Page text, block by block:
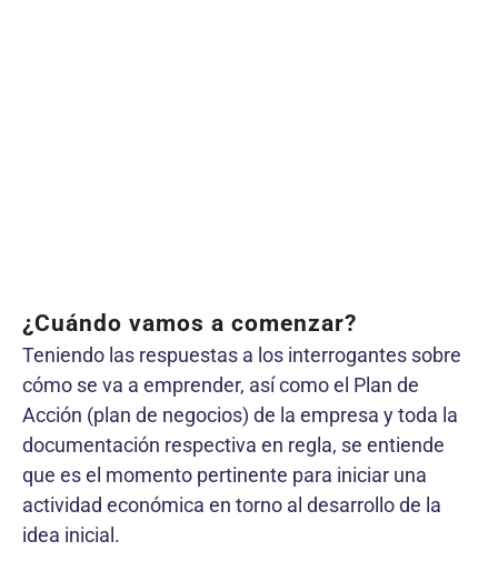
¿Cuándo vamos a comenzar?
Teniendo las respuestas a los interrogantes sobre
cómo se va a emprender, así como el Plan de
Acción (plan de negocios) de la empresa y toda la
documentación respectiva en regla, se entiende
que es el momento pertinente para iniciar una
actividad económica en torno al desarrollo de la
idea inicial.